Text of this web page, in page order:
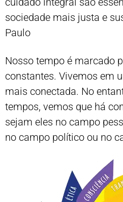
sociedade mais justa e
Paulo
Nosso tempo é marcado
constantes. Vivemos em
mais conectada. No
tempos, vemos que há
sejam eles no campo
no campo político ou no